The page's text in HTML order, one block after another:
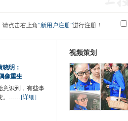
点击右上角“新用户注册”进行注册！
晓明：
像重生
意识到，有些事
。……[详细]
视频策划